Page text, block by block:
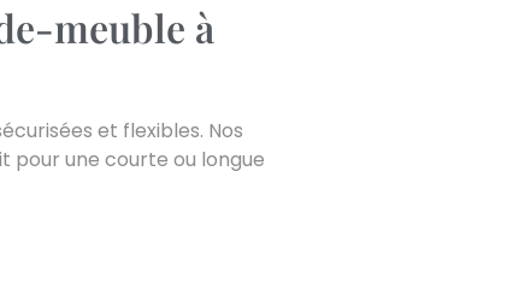
meuble à
et flexibles. Nos
pour une courte ou longue